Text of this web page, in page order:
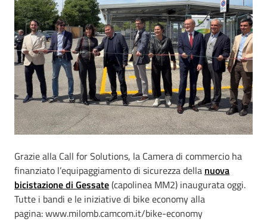
Grazie alla Call for Solutions, la Camera di commercio ha
finanziato l’equipaggiamento di sicurezza della nuova
bicistazione di Gessate(capolinea MM2) inaugurata oggi.
Tutte i bandi e le iniziative di bike economy alla
pagina: www.milomb.camcom.it/bike-economy